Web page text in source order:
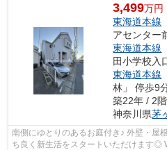
3,499万円
東海道本線
アセンター
東海道本線
田小学校入
東海道本線
林」 停歩9
築22年 / 2
神奈川県茅
南側にゆとりのあるお庭付き♪ 外壁・屋
ち良く新生活をスタートいただけます◎